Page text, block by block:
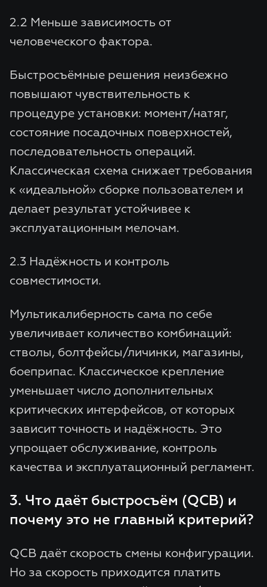
2.2 Меньше зависимость от
человеческого фактора.
Быстросъёмные решения неизбежно
повышают чувствительность к
процедуре установки: момент/натяг,
состояние посадочных поверхностей,
последовательность операций.
Классическая схема снижает требования
к «идеальной» сборке пользователем и
делает результат устойчивее к
эксплуатационным мелочам.
2.3 Надёжность и контроль
совместимости.
Мультикалиберность сама по себе
увеличивает количество комбинаций:
стволы, болтфейсы/личинки, магазины,
боеприпас. Классическое крепление
уменьшает число дополнительных
критических интерфейсов, от которых
зависит точность и надёжность. Это
упрощает обслуживание, контроль
качества и эксплуатационный регламент.
3. Что даёт быстросъём (QCB) и
почему это не главный критерий?
QCB даёт скорость смены конфигурации.
Но за скорость приходится платить